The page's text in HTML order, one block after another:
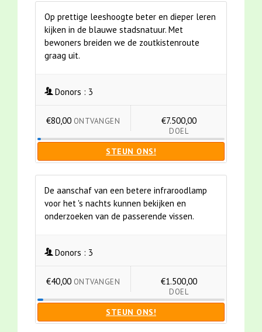
Op prettige leeshoogte beter en dieper leren
kijken in de blauwe stadsnatuur. Met
bewoners breiden we de zoutkistenroute
graag uit.
Donors : 3
€80,00 ONTVANGEN €7.500,00
DOEL
STEUN ONS!
De aanschaf van een betere infraroodlamp
voor het 's nachts kunnen bekijken en
onderzoeken van de passerende vissen.
Donors : 3
€40,00 ONTVANGEN €1.500,00
DOEL
STEUN ONS!